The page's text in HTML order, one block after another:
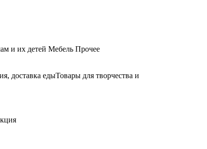
и их детей Мебель Прочее
доставка едыТовары для творчества и